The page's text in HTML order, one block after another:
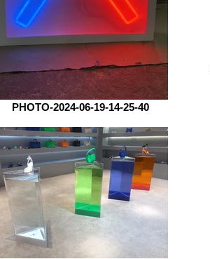
PHOTO-2024-06-19-14-25-40